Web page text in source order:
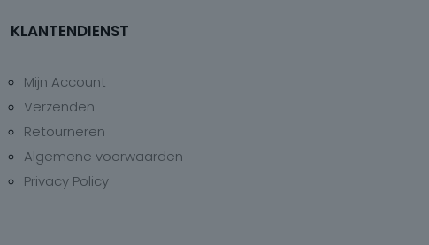
KLANTENDIENST
Mijn Account
Verzenden
Retourneren
Algemene voorwaarden
Privacy Policy